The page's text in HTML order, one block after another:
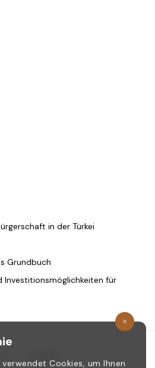
in der Türkei
Grundbuch
Investitionsmöglichkeiten für
Cookies, um Ihnen